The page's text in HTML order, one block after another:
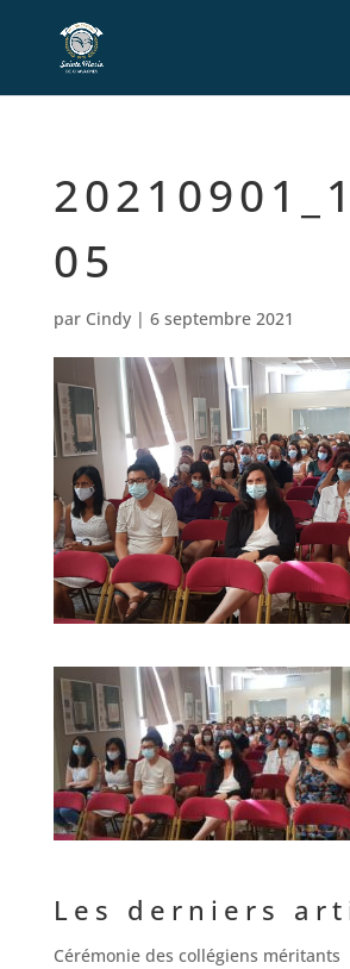
05
par Cindy| 6 septembre 2021
Les derniers
Cérémonie des collégiens méritants